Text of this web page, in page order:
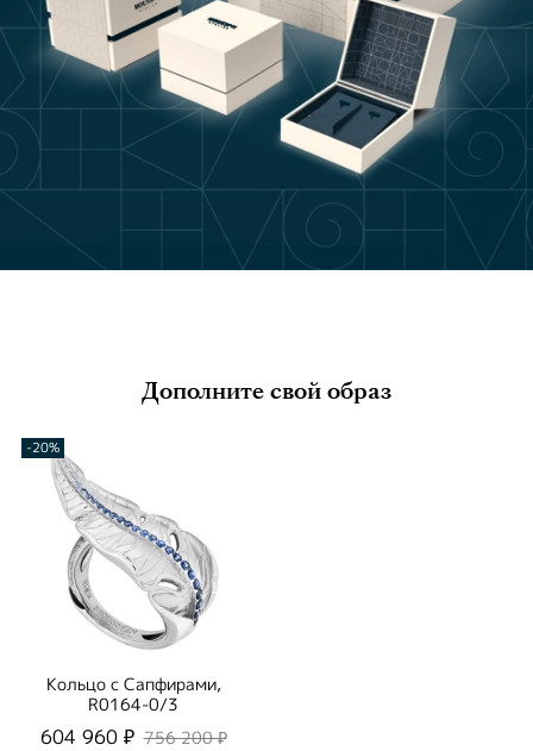
Дополните свой образ
-20%
Кольцо с Сапфирами,
R0164-0/3
604 960 ₽ 756 200 ₽